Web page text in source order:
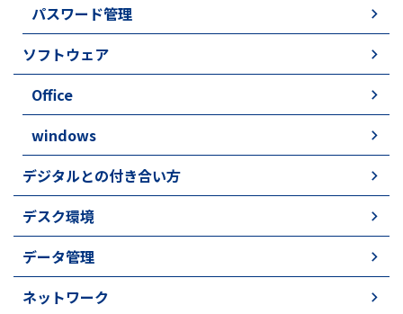
パスワード管理
ソフトウェア
Office
windows
デジタルとの付き合い方
デスク環境
データ管理
ネットワーク